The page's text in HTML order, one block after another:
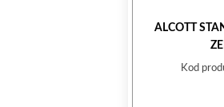
ALCOTT
Kod